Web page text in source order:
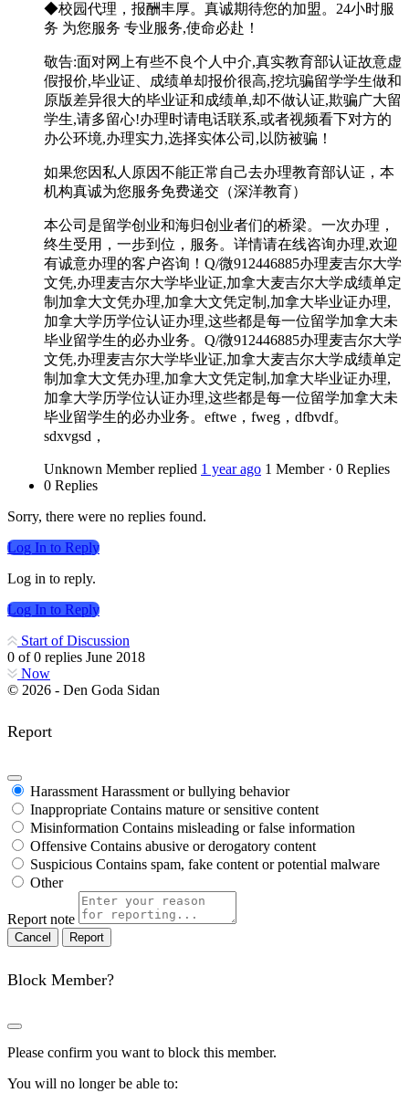
◆校园代理，报酬丰厚。真诚期待您的加盟。24小时服
务 为您服务 专业服务,使命必赴！
敬告:面对网上有些不良个人中介,真实教育部认证故意虚
假报价,毕业证、成绩单却报价很高,挖坑骗留学学生做和
原版差异很大的毕业证和成绩单,却不做认证,欺骗广大留
学生,请多留心!办理时请电话联系,或者视频看下对方的
办公环境,办理实力,选择实体公司,以防被骗！
如果您因私人原因不能正常自己去办理教育部认证，本
机构真诚为您服务免费递交（深洋教育）
本公司是留学创业和海归创业者们的桥梁。一次办理，
终生受用，一步到位，服务。详情请在线咨询办理,欢迎
有诚意办理的客户咨询！Q/微912446885办理麦吉尔大学
文凭,办理麦吉尔大学毕业证,加拿大麦吉尔大学成绩单定
制加拿大文凭办理,加拿大文凭定制,加拿大毕业证办理,
加拿大学历学位认证办理,这些都是每一位留学加拿大未
毕业留学生的必办业务。Q/微912446885办理麦吉尔大学
文凭,办理麦吉尔大学毕业证,加拿大麦吉尔大学成绩单定
制加拿大文凭办理,加拿大文凭定制,加拿大毕业证办理,
加拿大学历学位认证办理,这些都是每一位留学加拿大未
毕业留学生的必办业务。eftwe，fweg，dfbvdf。
sdxvgsd，
Unknown Member replied 1 year ago 1 Member · 0 Replies
0 Replies
Sorry, there were no replies found.
Log In to Reply
Log in to reply.
Log In to Reply
Start of Discussion
0 of0 replies June 2018
Now
© 2026 - Den Goda Sidan
Report
Harassment Harassment or bullying behavior
Inappropriate Contains mature or sensitive content
Misinformation Contains misleading or false information
Offensive Contains abusive or derogatory content
Suspicious Contains spam, fake content or potential malware
Other
Report note
Report
Block Member?
Please confirm you want to block this member.
You will no longer be able to: